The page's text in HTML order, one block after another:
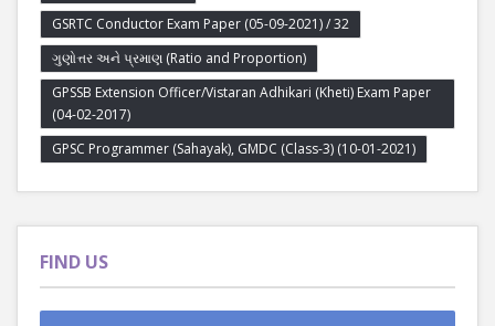
GSRTC Conductor Exam Paper (05-09-2021) / 32
ગુણોત્તર અને પ્રમાણ (Ratio and Proportion)
GPSSB Extension Officer/Vistaran Adhikari (Kheti) Exam Paper
(04-02-2017)
GPSC Programmer (Sahayak), GMDC (Class-3) (10-01-2021)
FIND US